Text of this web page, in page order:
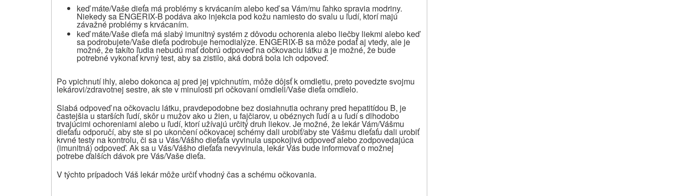
keď máte/Vaše dieťa má problémy s krvácaním alebo keď sa Vám/mu ľahko spravia modriny.
Niekedy sa ENGERIX-B podáva ako injekcia pod kožu namiesto do svalu u ľudí, ktorí majú
závažné problémy s krvácaním.
keď máte/Vaše dieťa má slabý imunitný systém z dôvodu ochorenia alebo liečby liekmi alebo keď
sa podrobujete/Vaše dieťa podrobuje hemodialýze. ENGERIX-B sa môže podať aj vtedy, ale je
možné, že takíto ľudia nebudú mať dobrú odpoveď na očkovaciu látku a je možné, že bude
potrebné vykonať krvný test, aby sa zistilo, aká dobrá bola ich odpoveď.
Po vpichnutí ihly, alebo dokonca aj pred jej vpichnutím, môže dôjsť k omdletiu, preto povedzte svojmu
lekárovi/zdravotnej sestre, ak ste v minulosti pri očkovaní omdleli/Vaše dieťa omdlelo.
Slabá odpoveď na očkovaciu látku, pravdepodobne bez dosiahnutia ochrany pred hepatitídou B, je
častejšia u starších ľudí, skôr u mužov ako u žien, u fajčiarov, u obéznych ľudí a u ľudí s dlhodobo
trvajúcimi ochoreniami alebo u ľudí, ktorí užívajú určitý druh liekov. Je možné, že lekár Vám/Vášmu
dieťaťu odporučí, aby ste si po ukončení očkovacej schémy dali urobiť/aby ste Vášmu dieťaťu dali urobiť
krvné testy na kontrolu, či sa u Vás/Vášho dieťaťa vyvinula uspokojivá odpoveď alebo zodpovedajúca
(imunitná) odpoveď. Ak sa u Vás/Vášho dieťaťa nevyvinula, lekár Vás bude informovať o možnej
potrebe ďalších dávok pre Vás/Vaše dieťa.
V týchto prípadoch Váš lekár môže určiť vhodný čas a schému očkovania.